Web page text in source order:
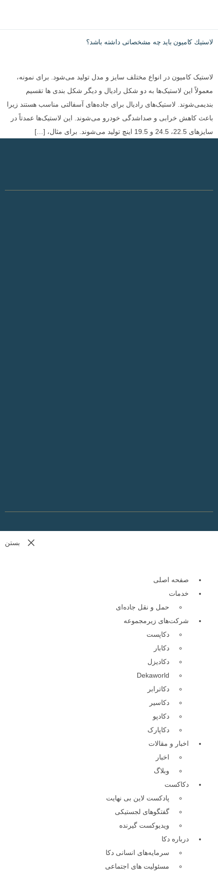
لاستيك كاميون بايد چه مشخصاتى داشته باشد؟
لاستیک کامیون در انواع مختلف سایز و مدل تولید می‌شود. برای نمونه،
معمولاً این لاستیک‌ها به دو شکل رادیال و دیگر شکل بندی ها تقسیم
بندیمی‌شوند. لاستیک‌های رادیال برای جاده‌های آسفالتی مناسب هستند زیرا
باعث کاهش خرابی و صداشدگی خودرو می‌شوند. این لاستیک‌ها عمدتاً در
سایزهای 22.5، 24.5 و 19.5 اینچ تولید می‌شوند. برای مثال، […]
بستن
صفحه اصلی
خدمات
حمل و نقل جاده‌ای
شرکت‌های زیر‌مجموعه
دکا‌پست
دکا‌بار
دکا‌دیزل
Dekaworld
دکاترابر
دکا‌سیر
دکا‌دپو
دکا‌پارک
اخبار و مقالات
اخبار
وبلاگ
دکاکست
پادکست لاین بی نهایت
گفتگوهای لجستیکی
ویدیوکست گیرنده
درباره دکا
سرمایه‌های انسانی دکا
مسئولیت های اجتماعی